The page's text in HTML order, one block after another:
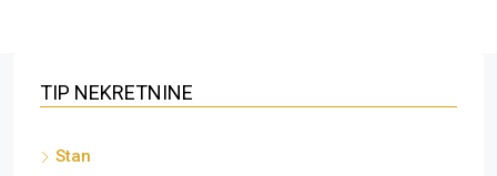
TIP NEKRETNINE
Stan